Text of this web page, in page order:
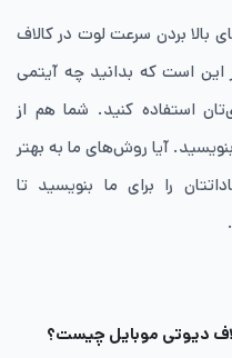
بالا بردن سرعت لوت در کالاف
این است که بدانید چه آیتمی
استفاده کنید. شما هم از
آیا روش‌های ما به بهتر
را برای ما بنویسید تا
دیوتی موبایل چیست؟